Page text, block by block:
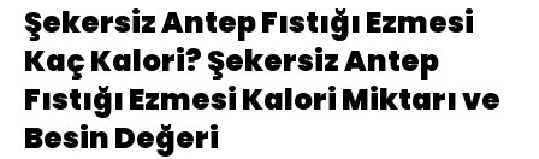
Şekersiz Antep Fıstığı Ezmesi
Kaç Kalori? Şekersiz Antep
Fıstığı Ezmesi Kalori Miktarı ve
Besin Değeri